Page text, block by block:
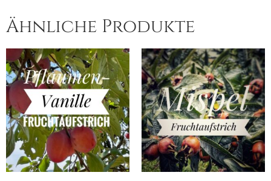
Ähnliche Produkte